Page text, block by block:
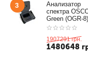
3
Анализатор
спектра
Green (OGR-8)
1907291 грн.
1480648